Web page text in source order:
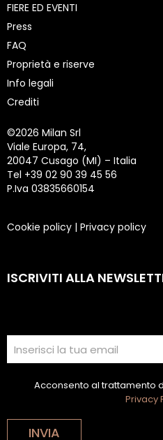
FIERE ED EVENTI
Press
FAQ
Proprietà e riserve
Info legali
Crediti
©2026 Milan Srl
Viale Europa, 74,
20047 Cusago (MI) – Italia
Tel +39 02 90 39 45 56
P.Iva 03835660154
Cookie policy | Privacy policy
ISCRIVITI ALLA
Acconsento al trattamento
Privacy
INVIA